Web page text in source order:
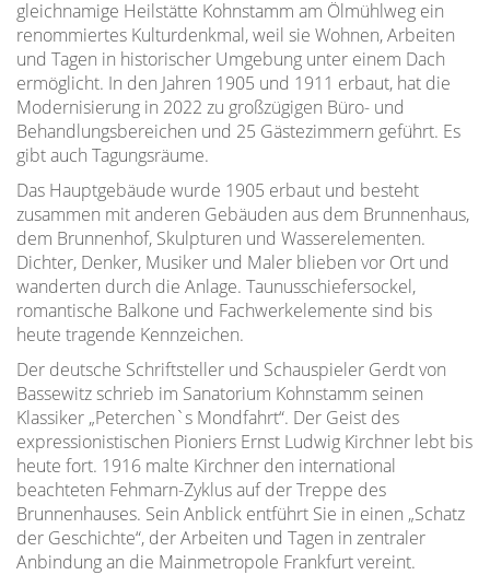
gleichnamige Heilstätte Kohnstamm am Ölmühlweg ein
renommiertes Kulturdenkmal, weil sie Wohnen, Arbeiten
und Tagen in historischer Umgebung unter einem Dach
ermöglicht. In den Jahren 1905 und 1911 erbaut, hat die
Modernisierung in 2022 zu großzügigen Büro- und
Behandlungsbereichen und 25 Gästezimmern geführt. Es
gibt auch Tagungsräume.
Das Hauptgebäude wurde 1905 erbaut und besteht
zusammen mit anderen Gebäuden aus dem Brunnenhaus,
dem Brunnenhof, Skulpturen und Wasserelementen.
Dichter, Denker, Musiker und Maler blieben vor Ort und
wanderten durch die Anlage. Taunusschiefersockel,
romantische Balkone und Fachwerkelemente sind bis
heute tragende Kennzeichen.
Der deutsche Schriftsteller und Schauspieler Gerdt von
Bassewitz schrieb im Sanatorium Kohnstamm seinen
Klassiker „Peterchen`s Mondfahrt“. Der Geist des
expressionistischen Pioniers Ernst Ludwig Kirchner lebt bis
heute fort. 1916 malte Kirchner den international
beachteten Fehmarn-Zyklus auf der Treppe des
Brunnenhauses. Sein Anblick entführt Sie in einen „Schatz
der Geschichte“, der Arbeiten und Tagen in zentraler
Anbindung an die Mainmetropole Frankfurt vereint.